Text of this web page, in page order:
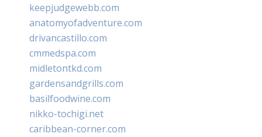
keepjudgewebb.com
anatomyofadventure.com
drivancastillo.com
cmmedspa.com
midletontkd.com
gardensandgrills.com
basilfoodwine.com
nikko-tochigi.net
caribbean-corner.com